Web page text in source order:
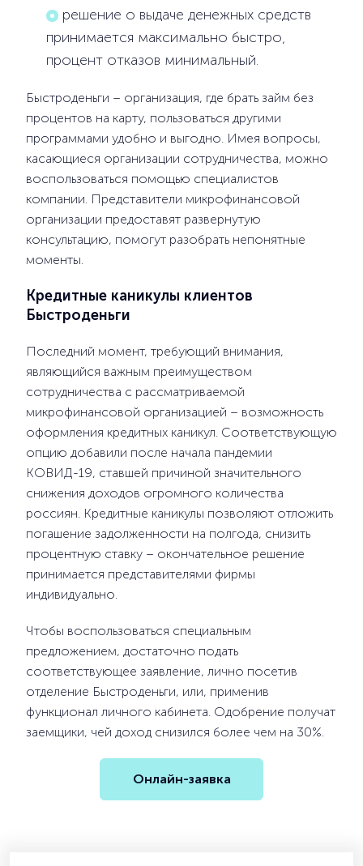
решение о выдаче денежных средств
принимается максимально быстро,
процент отказов минимальный.
Быстроденьги – организация, где брать займ без
процентов на карту, пользоваться другими
программами удобно и выгодно. Имея вопросы,
касающиеся организации сотрудничества, можно
воспользоваться помощью специалистов
компании. Представители микрофинансовой
организации предоставят развернутую
консультацию, помогут разобрать непонятные
моменты.
Кредитные каникулы клиентов
Быстроденьги
Последний момент, требующий внимания,
являющийся важным преимуществом
сотрудничества с рассматриваемой
микрофинансовой организацией – возможность
оформления кредитных каникул. Соответствующую
опцию добавили после начала пандемии
КОВИД-19, ставшей причиной значительного
снижения доходов огромного количества
россиян. Кредитные каникулы позволяют отложить
погашение задолженности на полгода, снизить
процентную ставку – окончательное решение
принимается представителями фирмы
индивидуально.
Чтобы воспользоваться специальным
предложением, достаточно подать
соответствующее заявление, лично посетив
отделение Быстроденьги, или, применив
функционал личного кабинета. Одобрение получат
заемщики, чей доход снизился более чем на 30%.
Онлайн-заявка